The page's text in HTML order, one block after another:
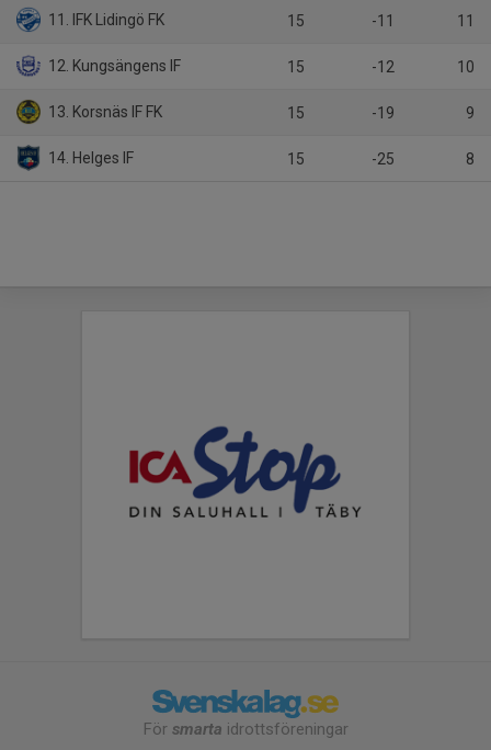
11. IFK Lidingö FK 15 -11 11
12. Kungsängens IF 15 -12 10
13. Korsnäs IF FK 15 -19 9
14. Helges IF 15 -25 8
För smarta idrottsföreningar